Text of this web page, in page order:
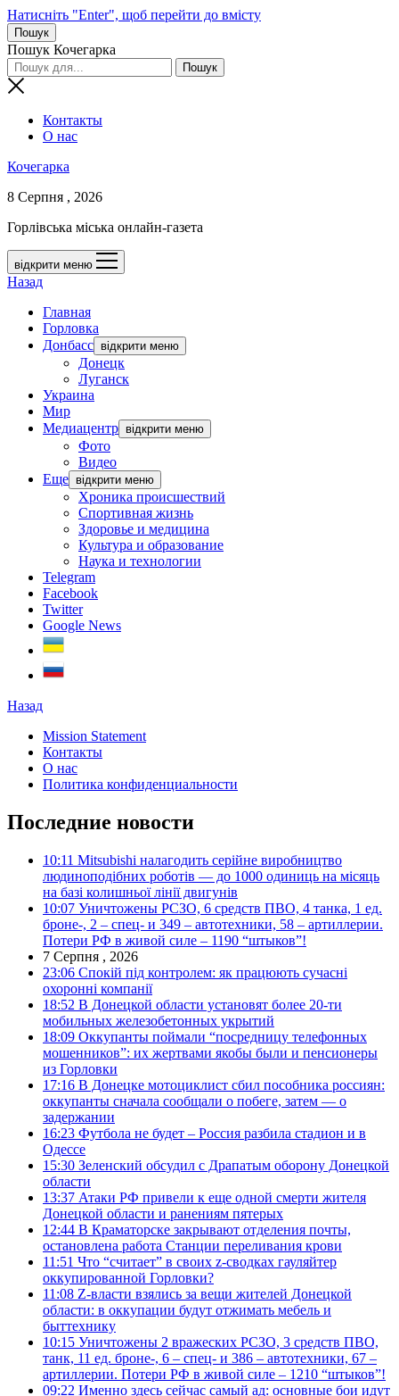
Натисніть "Enter", щоб перейти до вмісту
Пошук
Пошук Кочегарка
Контакты
О нас
Кочегарка
8 Серпня , 2026
Горлівська міська онлайн-газета
відкрити меню
Назад
Главная
Горловка
Донбасс відкрити меню
Донецк
Луганск
Украина
Мир
Медиацентр відкрити меню
Фото
Видео
Еще відкрити меню
Хроника происшествий
Спортивная жизнь
Здоровье и медицина
Культура и образование
Наука и технологии
Telegram
Facebook
Twitter
Google News
Назад
Mission Statement
Контакты
О нас
Политика конфиденциальности
Последние новости
10:11 Mitsubishi налагодить серійне виробництво
людиноподібних роботів — до 1000 одиниць на місяць
на базі колишньої лінії двигунів
10:07 Уничтожены РСЗО, 6 средств ПВО, 4 танка, 1 ед.
броне-, 2 – спец- и 349 – автотехники, 58 – артиллерии.
Потери РФ в живой силе – 1190 “штыков”!
7 Серпня , 2026
23:06 Спокій під контролем: як працюють сучасні
охоронні компанії
18:52 В Донецкой области установят более 20-ти
мобильных железобетонных укрытий
18:09 Оккупанты поймали “посредницу телефонных
мошенников”: их жертвами якобы были и пенсионеры
из Горловки
17:16 В Донецке мотоциклист сбил пособника россиян:
оккупанты сначала сообщали о побеге, затем — о
задержании
16:23 Футбола не будет – Россия разбила стадион и в
Одессе
15:30 Зеленский обсудил с Драпатым оборону Донецкой
области
13:37 Атаки РФ привели к еще одной смерти жителя
Донецкой области и ранениям пятерых
12:44 В Краматорске закрывают отделения почты,
остановлена работа Станции переливания крови
11:51 Что “считает” в своих z-сводках гауляйтер
оккупированной Горловки?
11:08 Z-власти взялись за вещи жителей Донецкой
области: в оккупации будут отжимать мебель и
быттехнику
10:15 Уничтожены 2 вражеских РСЗО, 3 средств ПВО,
танк, 11 ед. броне-, 6 – спец- и 386 – автотехники, 67 –
артиллерии. Потери РФ в живой силе – 1210 “штыков”!
09:22 Именно здесь сейчас самый ад: основные бои идут